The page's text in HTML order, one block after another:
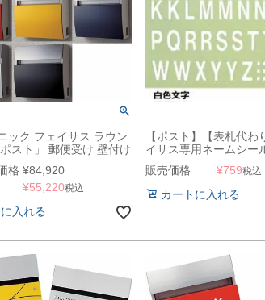
ック フェイサス ラウン
スト」 郵便受け 壁付け
格 ¥84,920
¥55,220税込
入れる
【ポスト】【表札代
イサス専用ネームシー
販売価格
¥759税込
カートに入れる